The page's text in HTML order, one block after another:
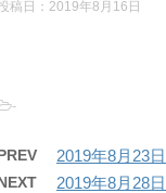
稿日：2019年8月16日
-
2019年8月23
2019年8月28